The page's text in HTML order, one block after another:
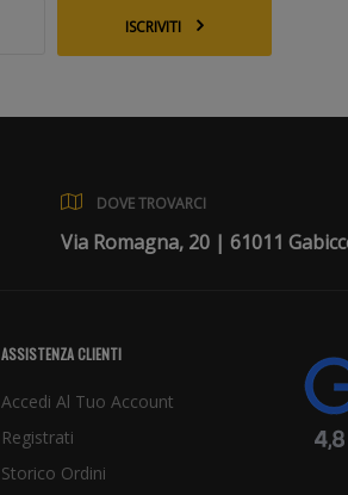
ISCRIVITI
DOVE TROVARCI
Via Romagna, 20 | 61011
ASSISTENZA CLIENTI
Accedi Al Tuo Account
Registrati
Storico Ordini